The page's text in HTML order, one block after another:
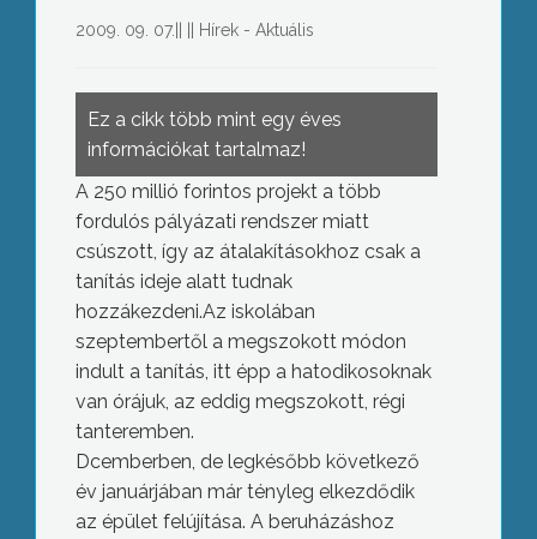
2009. 09. 07. Hírek - Aktuális
Ez a cikk több mint egy éves
információkat tartalmaz!
A 250 millió forintos projekt a több
fordulós pályázati rendszer miatt
csúszott, így az átalakításokhoz csak a
tanítás ideje alatt tudnak
hozzákezdeni.Az iskolában
szeptembertől a megszokott módon
indult a tanítás, itt épp a hatodikosoknak
van órájuk, az eddig megszokott, régi
tanteremben.
Dcemberben, de legkésőbb következő
év januárjában már tényleg elkezdődik
az épület felújítása. A beruházáshoz